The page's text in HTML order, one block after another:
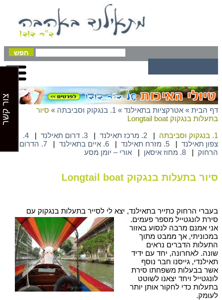
דף הבית » אטרקציות בתאילנד » 1. בנגקוק וסביבתה » סיור
בתעלות בנגקוק Longtail boat
1. בנגקוק וסביבתה
| 2. מרכז תאילנד | 3. דרום תאילנד |
4.
צפון תאילנד | 5. מזרח תאילנד | 6. איים בתאילנד |
7. הדרום
הרחוק | 8. מחוז איסאן | אורי – יומן מסע
סיור בתעלות בנגקוק Longtail boat
בעברי הרחוק כתייר בתאילנד, יצא לי לסייר בתעלות בנגקוק עם
סירת לונגטייל מספר פעמים.
אני אמנם מרבה לנסוע באזור
במכוניתי, אך ממבט מתוך
התעלות הדברים נראים
שונה. לאחרונה, יחד עם ידיד
תאילנדי, גייסנו חבר נוסף
אשר בבעלות משפחתו סירת
לונגטייל ויחד יצאנו לשוטט
בתעלות כדי לחקור אותן יותר
לעומק.
צור קשר